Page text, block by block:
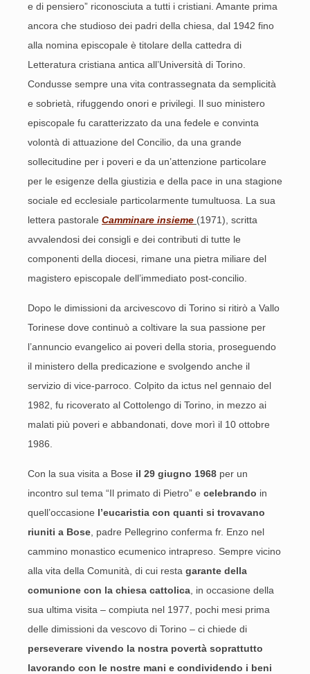
e di pensiero” riconosciuta a tutti i cristiani. Amante prima
ancora che studioso dei padri della chiesa, dal 1942 fino
alla nomina episcopale è titolare della cattedra di
Letteratura cristiana antica all’Università di Torino.
Condusse sempre una vita contrassegnata da semplicità
e sobrietà, rifuggendo onori e privilegi. Il suo ministero
episcopale fu caratterizzato da una fedele e convinta
volontà di attuazione del Concilio, da una grande
sollecitudine per i poveri e da un’attenzione particolare
per le esigenze della giustizia e della pace in una stagione
sociale ed ecclesiale particolarmente tumultuosa. La sua
lettera pastorale Camminare insieme (1971), scritta
avvalendosi dei consigli e dei contributi di tutte le
componenti della diocesi, rimane una pietra miliare del
magistero episcopale dell’immediato post-concilio.
Dopo le dimissioni da arcivescovo di Torino si ritirò a Vallo
Torinese dove continuò a coltivare la sua passione per
l’annuncio evangelico ai poveri della storia, proseguendo
il ministero della predicazione e svolgendo anche il
servizio di vice-parroco. Colpito da ictus nel gennaio del
1982, fu ricoverato al Cottolengo di Torino, in mezzo ai
malati più poveri e abbandonati, dove morì il 10 ottobre
1986.
Con la sua visita a Bose il 29 giugno 1968 per un
incontro sul tema “Il primato di Pietro” e celebrando in
quell’occasione l’eucaristia con quanti si trovavano
riuniti a Bose , padre Pellegrino conferma fr. Enzo nel
cammino monastico ecumenico intrapreso. Sempre vicino
alla vita della Comunità, di cui resta garante della
comunione con la chiesa cattolica , in occasione della
sua ultima visita – compiuta nel 1977, pochi mesi prima
delle dimissioni da vescovo di Torino – ci chiede di
perseverare vivendo la nostra povertà soprattutto
lavorando con le nostre mani e condividendo i beni